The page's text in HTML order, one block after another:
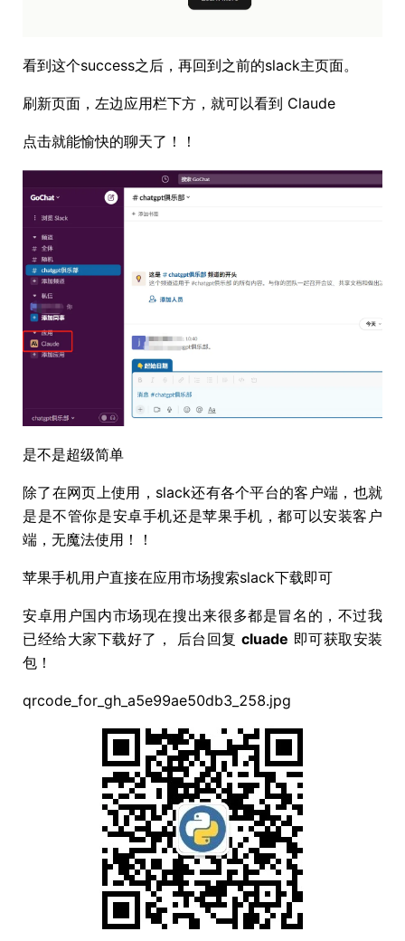
看到这个success之后，再回到之前的slack主页面。
刷新页面，左边应用栏下方，就可以看到 Claude
点击就能愉快的聊天了！！
是不是超级简单
除了在网页上使用，slack还有各个平台的客户端，也就
是是不管你是安卓手机还是苹果手机，都可以安装客户
端，无魔法使用！！
苹果手机用户直接在应用市场搜索slack下载即可
安卓用户国内市场现在搜出来很多都是冒名的，不过我
已经给大家下载好了， 后台回复 cluade 即可获取安装
包！
qrcode_for_gh_a5e99ae50db3_258.jpg